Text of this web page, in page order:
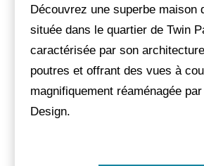
Découvrez une superbe maison
située dans le quartier de Twin
caractérisée par son
poutres et offrant des vues à
magnifiquement réaménagée
Design.